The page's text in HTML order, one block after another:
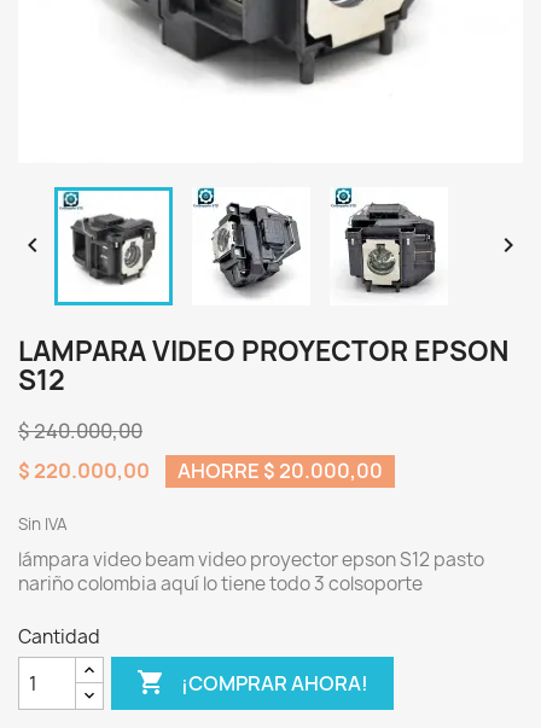
 
LAMPARA VIDEO PROYECTOR EPSON
S12
$ 240.000,00
$ 220.000,00
AHORRE $ 20.000,00
Sin IVA
lámpara video beam video proyector epson S12 pasto
nariño colombia aquí lo tiene todo 3 colsoporte
Cantidad
 ¡COMPRAR AHORA!